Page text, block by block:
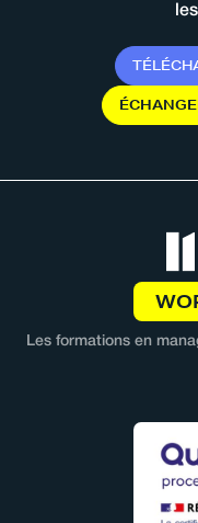
TÉLÉCH
ÉCHANGE
Les formations en